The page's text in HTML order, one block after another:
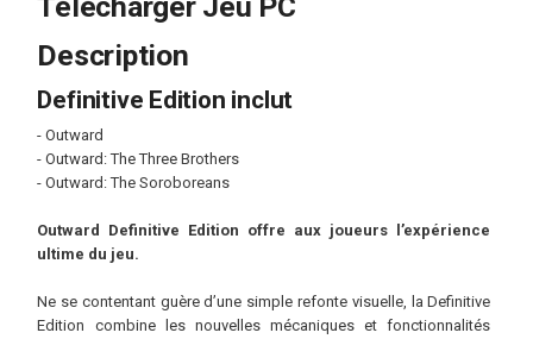
Télécharger Jeu PC
Description
Definitive Edition inclut
- Outward
- Outward: The Three Brothers
- Outward: The Soroboreans
Outward Definitive Edition offre aux joueurs l’expérience
ultime du jeu.
Ne se contentant guère d’une simple refonte visuelle, la Definitive
Edition combine les nouvelles mécaniques et fonctionnalités